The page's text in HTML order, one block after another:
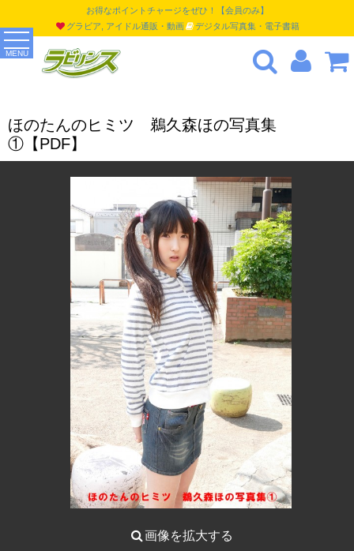
MENU
お得なポイントチャージをぜひ！【会員のみ】
グラビア, アイドル通販・動画
デジタル写真集・電子書籍
ほのたんのヒミツ 鵜久森ほの写真集
①【PDF】
画像を拡大する